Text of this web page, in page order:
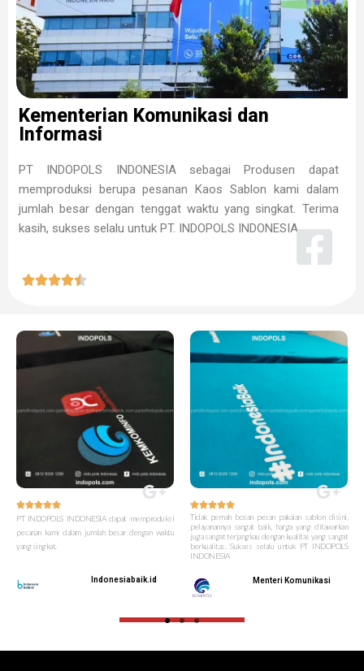
Kementerian Komunikasi dan
Informasi
PT INDOPOLS INDONESIA sebagai Produsen dapat
memproduksi berupa pesanan Kaos Sablon kami dalam
jumlah besar dengan tenggat waktu yang singkat. Terima
kasih, sukses selalu untuk PT. INDOPOLS INDONESIA


PT INDOPOLS INDONESIA dapat memproduksi
pesanan kami dalam jumlah besar dengan waktu
yang singkat.
Indonesiabaik.id

Tidak pernah bosan pesan pakaian sablon disini,
pelayanannya sangat baik, harga yang ditawarkan
juga sangat terjangkau dengan kualitas yang sangat
berkualitas. Sukses selalu untuk PT INDOPOLS
INDONESIA
Menteri Komunikasi